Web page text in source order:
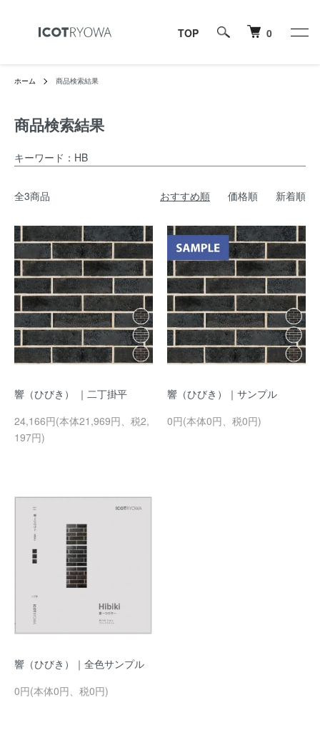
TOP 0
ホーム 商品検索結果
商品検索結果
キーワード：HB
全3商品 おすすめ順 価格順 新着順
響（ひびき） ｜二丁掛平
24,166円(本体21,969円、税2,
197円)
響（ひびき）｜サンプル
0円(本体0円、税0円)
響（ひびき）｜全色サンプル
0円(本体0円、税0円)